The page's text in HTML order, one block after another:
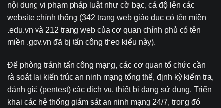
nội dung vi phạm pháp luật như cờ bạc, cá độ lên các
website chính thống (342 trang web giáo dục có tên miền
.edu.vn và 212 trang web của cơ quan chính phủ có tên
miền .gov.vn đã bị tấn công theo kiểu này).
Để phòng tránh tấn công mạng, các cơ quan tổ chức cần
rà soát lại kiến trúc an ninh mạng tổng thể, định kỳ kiểm tra,
đánh giá (pentest) các dịch vụ, thiết bị đang sử dụng. Triển
khai các hệ thống giám sát an ninh mạng 24/7, trong đó